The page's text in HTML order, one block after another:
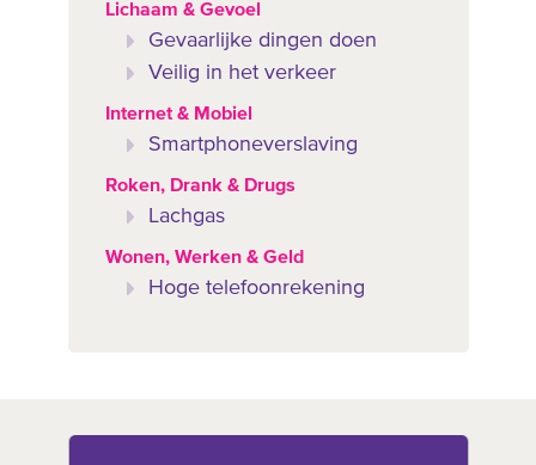
Lichaam & Gevoel
Gevaarlijke dingen doen
Veilig in het verkeer
Internet & Mobiel
Smartphoneverslaving
Roken, Drank & Drugs
Lachgas
Wonen, Werken & Geld
Hoge telefoonrekening